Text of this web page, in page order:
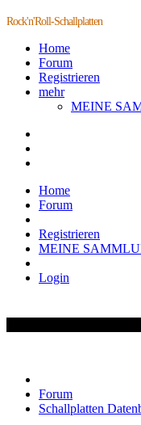
Rock'n'Roll-Schallplatten
Home
Forum
Registrieren
mehr
MEINE
Home
Forum
Registrieren
MEINE
Login
Forum
Schallplatten